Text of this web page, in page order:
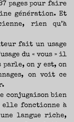
pages pour faire
génération. Et
rien qu’à
fait un usage
du « vous » il
on y est, on
on voit ce
conjugaison bien
elle fonctionne à
langue riche,